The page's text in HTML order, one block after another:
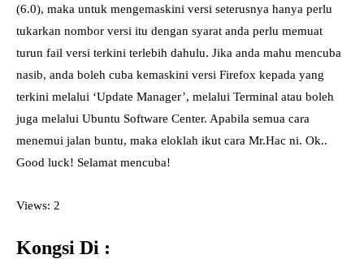
(6.0), maka untuk mengemaskini versi seterusnya hanya perlu
tukarkan nombor versi itu dengan syarat anda perlu memuat
turun fail versi terkini terlebih dahulu. Jika anda mahu mencuba
nasib, anda boleh cuba kemaskini versi Firefox kepada yang
terkini melalui ‘Update Manager’, melalui Terminal atau boleh
juga melalui Ubuntu Software Center. Apabila semua cara
menemui jalan buntu, maka eloklah ikut cara Mr.Hac ni. Ok..
Good luck! Selamat mencuba!
Views: 2
Kongsi Di :